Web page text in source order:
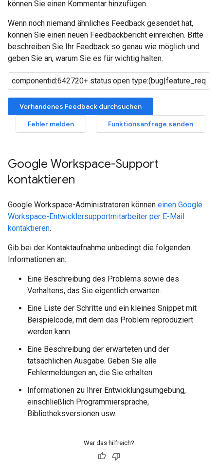
können Sie einen Kommentar hinzufügen.
Wenn noch niemand ähnliches Feedback gesendet hat,
können Sie einen neuen Feedbackbericht einreichen. Bitte
beschreiben Sie Ihr Feedback so genau wie möglich und
geben Sie an, warum Sie es für wichtig halten.
Vorhandenes Feedback durchsuchen
Fehler melden
Funktionsanfrage senden
Google Workspace-Support
kontaktieren
Google Workspace-Administratoren können einen Google
Workspace-Entwicklersupportmitarbeiter per E-Mail
kontaktieren.
Gib bei der Kontaktaufnahme unbedingt die folgenden
Informationen an:
Eine Beschreibung des Problems sowie des
Verhaltens, das Sie eigentlich erwarten.
Eine Liste der Schritte und ein kleines Snippet mit
Beispielcode, mit dem das Problem reproduziert
werden kann.
Eine Beschreibung der erwarteten und der
tatsächlichen Ausgabe. Geben Sie alle
Fehlermeldungen an, die Sie erhalten.
Informationen zu Ihrer Entwicklungsumgebung,
einschließlich Programmiersprache,
Bibliotheksversionen usw.
War das hilfreich?